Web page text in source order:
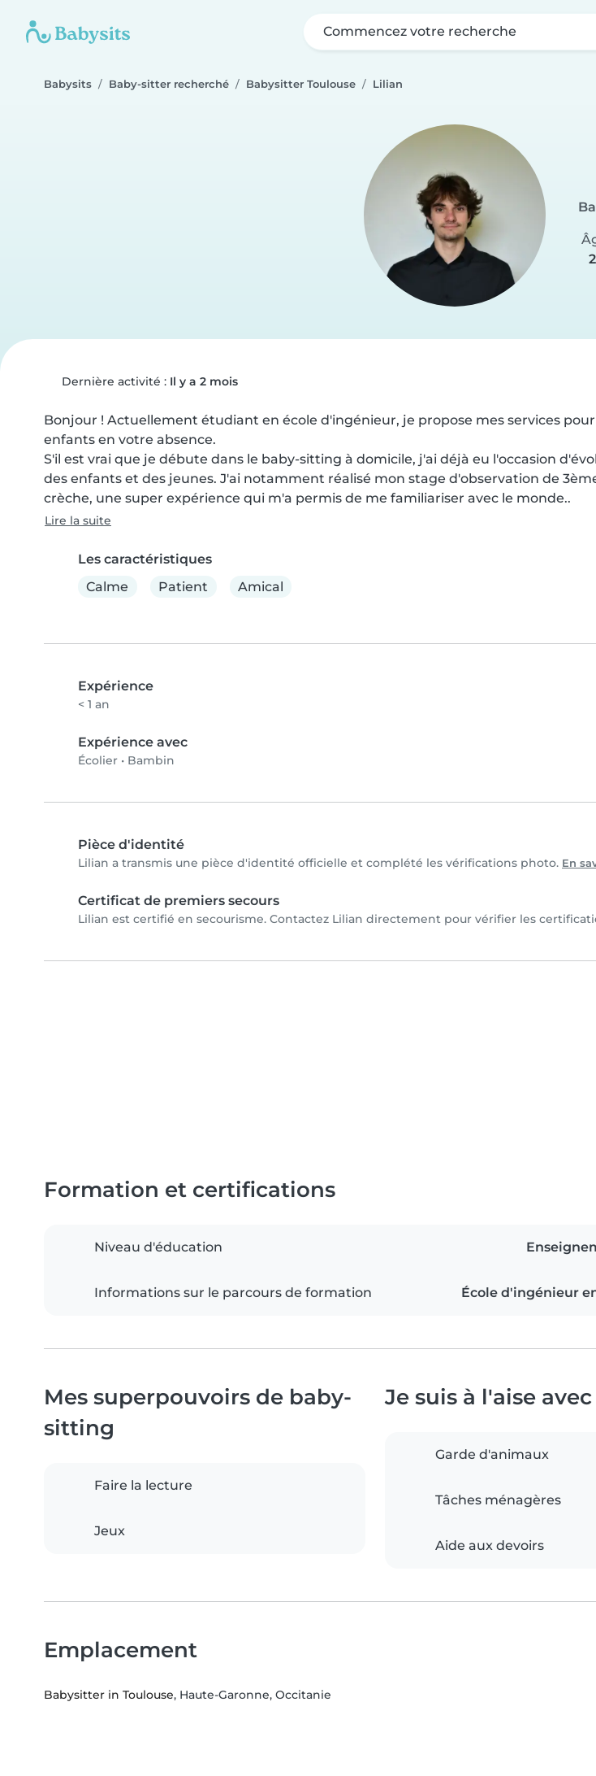
Commencez votre recherche
Babysits Baby-sitter recherché Babysitter Toulouse Lilian
Dernière activité : Il y a 2 mois
Bonjour ! Actuellement étudiant en école d'ingénieur, je propose mes services
enfants en votre absence.
S'il est vrai que je débute dans le baby-sitting à domicile, j'ai déjà eu l'occasion
des enfants et des jeunes. J'ai notamment réalisé mon stage d'observation de
crèche, une super expérience qui m'a permis de me familiariser avec le monde..
Lire la suite
Les caractéristiques
Calme
Patient Amical
Expérience
< 1 an
Expérience avec
Écolier • Bambin
Pièce d'identité
Lilian a transmis une pièce d'identité officielle et complété les vérifications photo. En
Certificat de premiers secours
Lilian est certifié en secourisme. Contactez Lilian directement pour vérifier les
Formation et certifications
Niveau d'éducation
Informations sur le parcours de formation École d'ingénieur
Mes superpouvoirs de baby-
sitting
Faire la lecture
Jeux
Je suis à l'aise avec
Garde d'animaux
Tâches ménagères
Aide aux devoirs
Emplacement
Babysitter in Toulouse, Haute-Garonne, Occitanie